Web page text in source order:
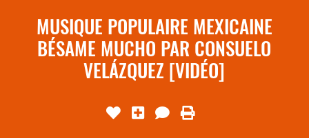
MUSIQUE POPULAIRE MEXICAINE
BÉSAME MUCHO PAR CONSUELO
VELÁZQUEZ [VIDÉO]